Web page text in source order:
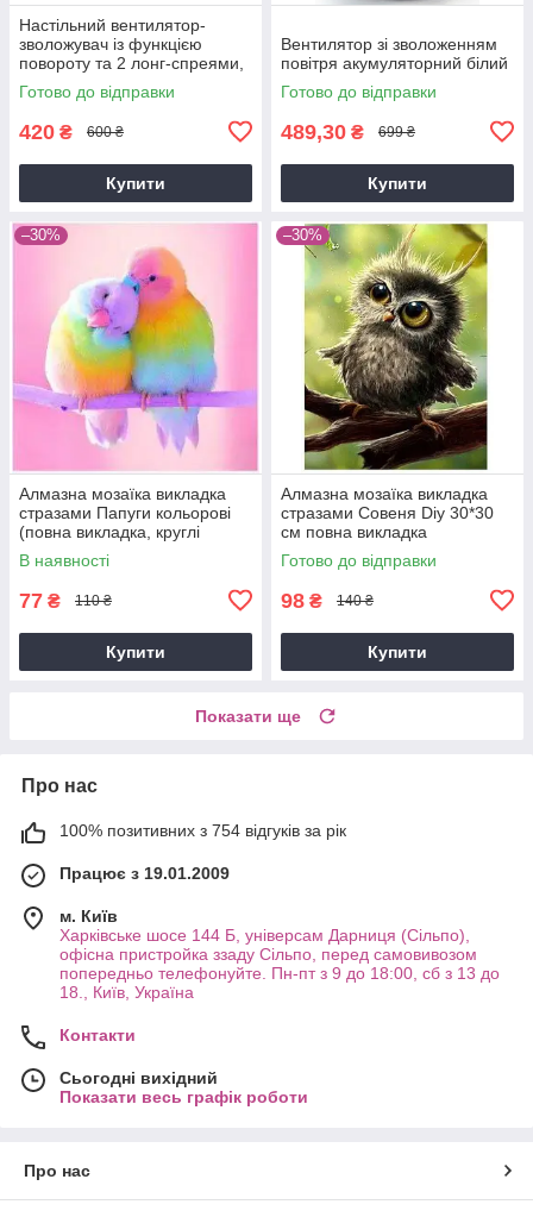
Настільний вентилятор-
зволожувач із функцією
повороту та 2 лонг-спреями,
30 Вт
Готово до відправки
420 ₴ 600 ₴
Купити
Вентилятор зі зволоженням
повітря акумуляторний білий
Готово до відправки
489,30 ₴ 699 ₴
Купити
–30%
Алмазна мозаїка викладка
стразами Папуги кольорові
(повна викладка, круглі
стрази) 20*20 см
В наявності
77 ₴ 110 ₴
Купити
–30%
Алмазна мозаїка викладка
стразами Совеня Diy 30*30
см повна викладка
Готово до відправки
98 ₴ 140 ₴
Купити
Показати ще
Про нас
100% позитивних з 754 відгуків за рік
Працює з 19.01.2009
м. Київ
Харківське шосе 144 Б, універсам Дарниця (Сільпо),
офісна пристройка ззаду Сільпо, перед самовивозом
попередньо телефонуйте. Пн-пт з 9 до 18:00, сб з 13 до
18., Київ, Україна
Контакти
Сьогодні вихідний
Показати весь графік роботи
Про нас